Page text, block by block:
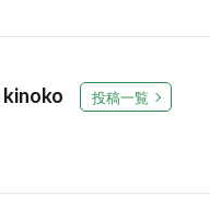
投稿一覧